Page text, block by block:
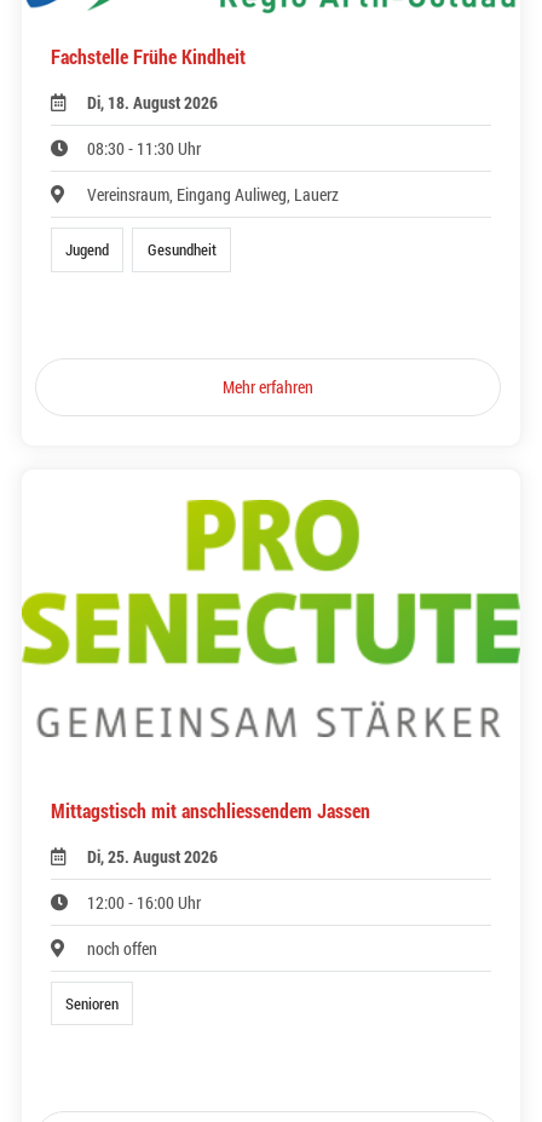
Fachstelle Frühe Kindheit
Di, 18. August 2026
08:30 - 11:30 Uhr
Vereinsraum, Eingang Auliweg, Lauerz
Jugend Gesundheit
Mehr erfahren
Mittagstisch mit anschliessendem Jassen
Di, 25. August 2026
12:00 - 16:00 Uhr
noch offen
Senioren